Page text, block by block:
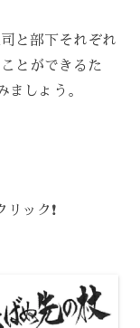
と部下それぞれ
とができるた
ましょう。
ック❗️